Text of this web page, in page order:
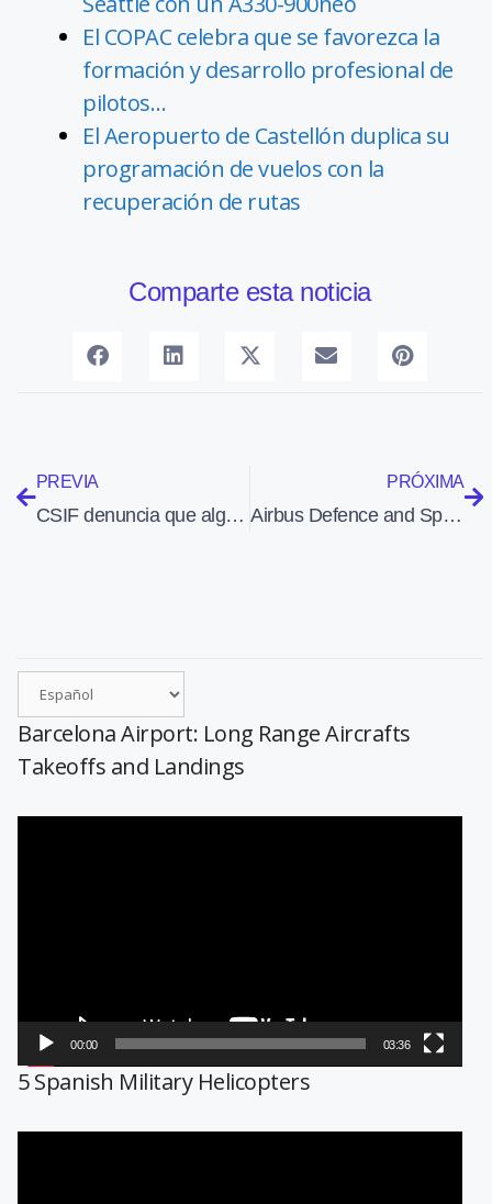
El COPAC celebra que se favorezca la
formación y desarrollo profesional de
pilotos…
El Aeropuerto de Castellón duplica su
programación de vuelos con la
recuperación de rutas
Comparte esta noticia
PREVIA
CSIF denuncia que algunos días Madrid-Barajas ha funcionado con solo un técnico de balizamiento
PRÓXIMA
Airbus Defence and Space y OneWeb crean la compañía OneWeb Satellites
Barcelona Airport: Long Range Aircrafts
Takeoffs and Landings
00:00 03:36
5 Spanish Military Helicopters